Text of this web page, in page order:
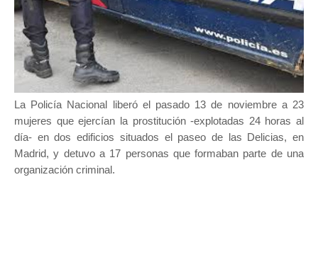
La Policía Nacional liberó el pasado 13 de noviembre a 23
mujeres que ejercían la prostitución -explotadas 24 horas al
día- en dos edificios situados el paseo de las Delicias, en
Madrid, y detuvo a 17 personas que formaban parte de una
organización criminal.